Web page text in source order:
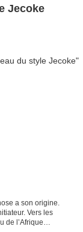
Jecoke
a son origine.
Vers les
de l’Afrique